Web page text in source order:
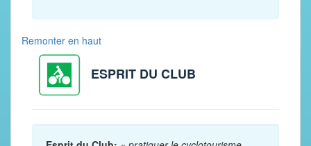
Remonter en haut
ESPRIT DU CLUB